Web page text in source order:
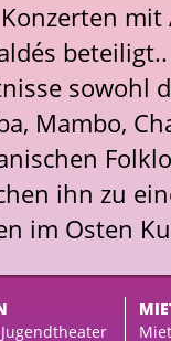
mit
sowohl
Mambo,
ihn zu
im Osten